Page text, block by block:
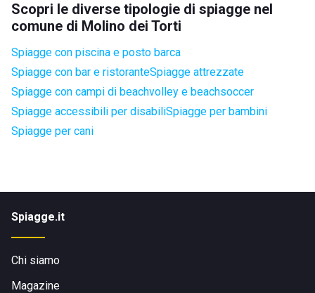
Scopri le diverse tipologie di spiagge nel
comune di Molino dei Torti
Spiagge con piscina e posto barca
Spiagge con bar e ristoranteSpiagge attrezzate
Spiagge con campi di beachvolley e beachsoccer
Spiagge accessibili per disabiliSpiagge per bambini
Spiagge per cani
Spiagge.it
Chi siamo
Magazine